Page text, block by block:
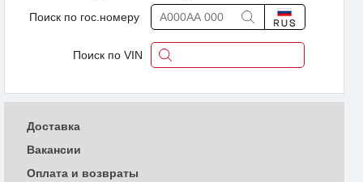
Поиск по гос.номеру
Поиск по VIN
Доставка
Вакансии
Оплата и возвраты